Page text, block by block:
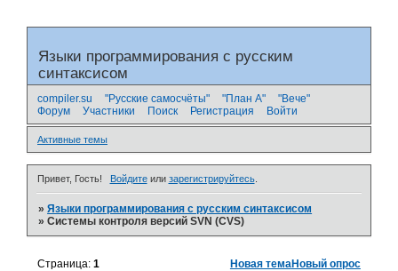
Языки программирования с русским
синтаксисом
compiler.su "Русские самосчёты" "План А"
"Вече"
Форум
Участники Поиск Регистрация Войти
Активные темы
Привет, Гость! Войдитеили зарегистрируйтесь.
»Языки программирования с русским синтаксисом
»Системы контроля версий SVN (CVS)
Страница:1 Новая темаНовый опрос